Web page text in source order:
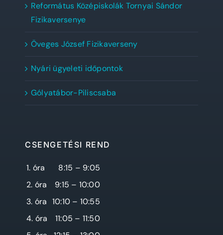
Református Középiskolák Tornyai Sándor
Fizikaversenye
Öveges József Fizikaverseny
Nyári ügyeleti időpontok
Gólyatábor-Piliscsaba
CSENGETÉSI REND
1. óra
8:15 – 9:05
2. óra
9:15 – 10:00
3. óra 10:10 – 10:55
4. óra
11:05 – 11:50